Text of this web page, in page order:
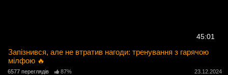
45:01
Запізнився, але не втратив нагоди: тренування з гарячою
мілфою 🔥
6577 переглядів 87% 23.12.2024